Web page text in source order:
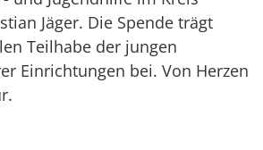
Jäger. Die Spende trägt
Teilhabe der jungen
Einrichtungen bei. Von Herzen